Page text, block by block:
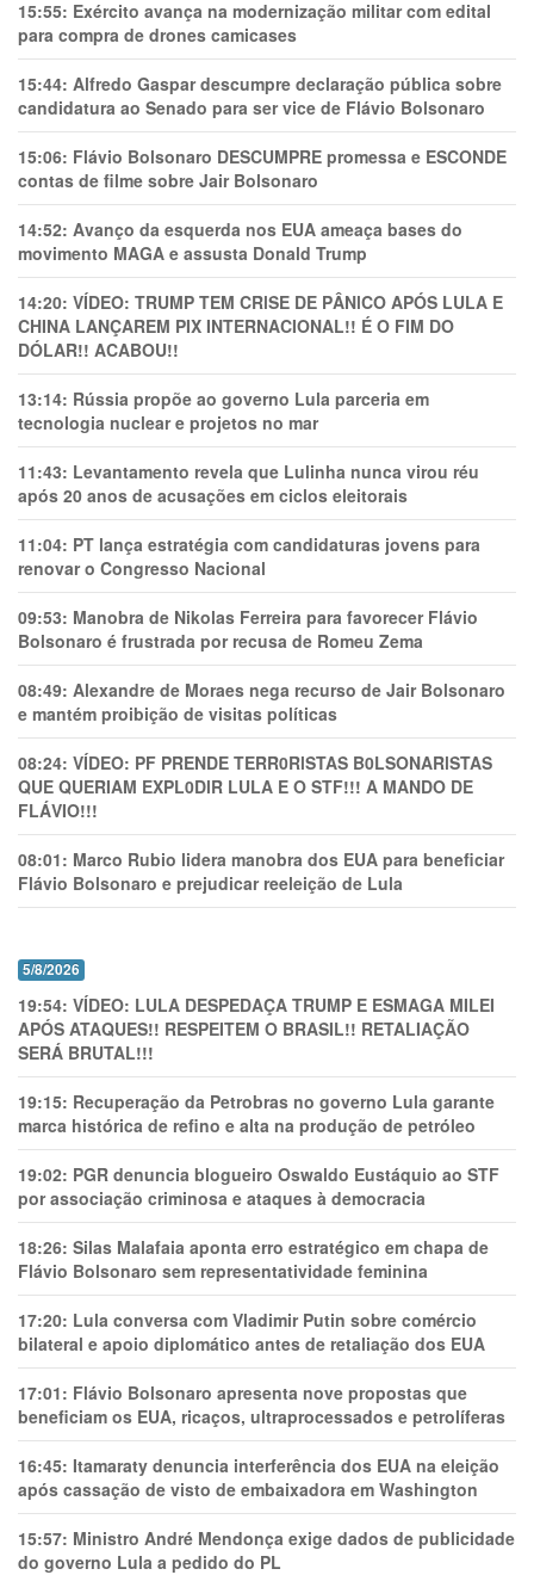
15:55: Exército avança na modernização militar com edital
para compra de drones camicases
15:44: Alfredo Gaspar descumpre declaração pública sobre
candidatura ao Senado para ser vice de Flávio Bolsonaro
15:06: Flávio Bolsonaro DESCUMPRE promessa e ESCONDE
contas de filme sobre Jair Bolsonaro
14:52: Avanço da esquerda nos EUA ameaça bases do
movimento MAGA e assusta Donald Trump
14:20: VÍDEO: TRUMP TEM CRlSE DE PÂNlCO APÓS LULA E
CHINA LANÇAREM PIX INTERNACIONAL!! É O FIM DO
DÓLAR!! ACABOU!!
13:14: Rússia propõe ao governo Lula parceria em
tecnologia nuclear e projetos no mar
11:43: Levantamento revela que Lulinha nunca virou réu
após 20 anos de acusações em ciclos eleitorais
11:04: PT lança estratégia com candidaturas jovens para
renovar o Congresso Nacional
09:53: Manobra de Nikolas Ferreira para favorecer Flávio
Bolsonaro é frustrada por recusa de Romeu Zema
08:49: Alexandre de Moraes nega recurso de Jair Bolsonaro
e mantém proibição de visitas políticas
08:24: VÍDEO: PF PRENDE TERR0RlSTAS B0LSONARlSTAS
QUE QUERIAM EXPL0DlR LULA E O STF!!! A MANDO DE
FLÁVIO!!!
08:01: Marco Rubio lidera manobra dos EUA para beneficiar
Flávio Bolsonaro e prejudicar reeleição de Lula
5/8/2026
19:54: VÍDEO: LULA DESPEDAÇA TRUMP E ESMAGA MILEI
APÓS ATAQUES!! RESPEITEM O BRASIL!! RETALIAÇÃO
SERÁ BRUTAL!!!
19:15: Recuperação da Petrobras no governo Lula garante
marca histórica de refino e alta na produção de petróleo
19:02: PGR denuncia blogueiro Oswaldo Eustáquio ao STF
por associação criminosa e ataques à democracia
18:26: Silas Malafaia aponta erro estratégico em chapa de
Flávio Bolsonaro sem representatividade feminina
17:20: Lula conversa com Vladimir Putin sobre comércio
bilateral e apoio diplomático antes de retaliação dos EUA
17:01: Flávio Bolsonaro apresenta nove propostas que
beneficiam os EUA, ricaços, ultraprocessados e petrolíferas
16:45: Itamaraty denuncia interferência dos EUA na eleição
após cassação de visto de embaixadora em Washington
15:57: Ministro André Mendonça exige dados de publicidade
do governo Lula a pedido do PL